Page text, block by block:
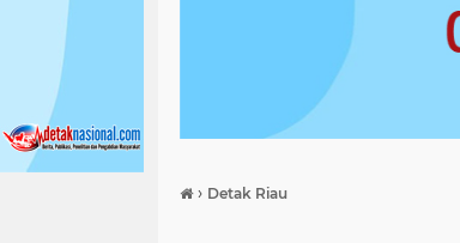
› Detak Riau